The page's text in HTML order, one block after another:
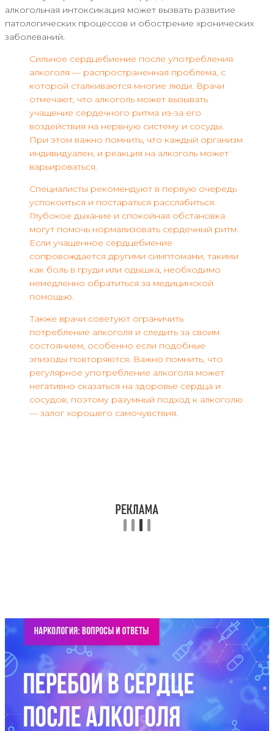
алкогольная интоксикация может вызвать развитие
патологических процессов и обострение хронических
заболеваний.
Сильное сердцебиение после употребления
алкоголя — распространенная проблема, с
которой сталкиваются многие люди. Врачи
отмечают, что алкоголь может вызывать
учащение сердечного ритма из-за его
воздействия на нервную систему и сосуды.
При этом важно помнить, что каждый организм
индивидуален, и реакция на алкоголь может
варьироваться.
Специалисты рекомендуют в первую очередь
успокоиться и постараться расслабиться.
Глубокое дыхание и спокойная обстановка
могут помочь нормализовать сердечный ритм.
Если учащенное сердцебиение
сопровождается другими симптомами, такими
как боль в груди или одышка, необходимо
немедленно обратиться за медицинской
помощью.
Также врачи советуют ограничить
потребление алкоголя и следить за своим
состоянием, особенно если подобные
эпизоды повторяются. Важно помнить, что
регулярное употребление алкоголя может
негативно сказаться на здоровье сердца и
сосудов, поэтому разумный подход к алкоголю
— залог хорошего самочувствия.